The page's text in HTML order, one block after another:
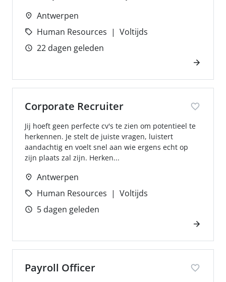
Antwerpen
Human Resources
Voltijds
22 dagen geleden
Corporate Recruiter
Jij hoeft geen perfecte cv's te zien om potentieel te
herkennen. Je stelt de juiste vragen, luistert
aandachtig en voelt snel aan wie ergens echt op
zijn plaats zal zijn. Herken...
Antwerpen
Human Resources
Voltijds
5 dagen geleden
Payroll Officer